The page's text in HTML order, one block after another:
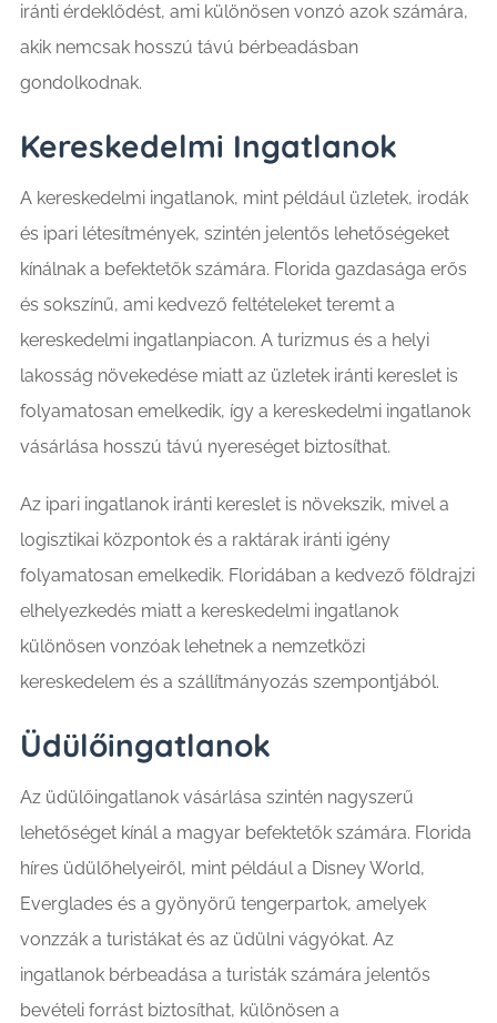
iránti érdeklődést, ami különösen vonzó azok számára,
akik nemcsak hosszú távú bérbeadásban
gondolkodnak.
Kereskedelmi Ingatlanok
A kereskedelmi ingatlanok, mint például üzletek, irodák
és ipari létesítmények, szintén jelentős lehetőségeket
kínálnak a befektetők számára. Florida gazdasága erős
és sokszínű, ami kedvező feltételeket teremt a
kereskedelmi ingatlanpiacon. A turizmus és a helyi
lakosság növekedése miatt az üzletek iránti kereslet is
folyamatosan emelkedik, így a kereskedelmi ingatlanok
vásárlása hosszú távú nyereséget biztosíthat.
Az ipari ingatlanok iránti kereslet is növekszik, mivel a
logisztikai központok és a raktárak iránti igény
folyamatosan emelkedik. Floridában a kedvező földrajzi
elhelyezkedés miatt a kereskedelmi ingatlanok
különösen vonzóak lehetnek a nemzetközi
kereskedelem és a szállítmányozás szempontjából.
Üdülőingatlanok
Az üdülőingatlanok vásárlása szintén nagyszerű
lehetőséget kínál a magyar befektetők számára. Florida
híres üdülőhelyeiről, mint például a Disney World,
Everglades és a gyönyörű tengerpartok, amelyek
vonzzák a turistákat és az üdülni vágyókat. Az
ingatlanok bérbeadása a turisták számára jelentős
bevételi forrást biztosíthat, különösen a